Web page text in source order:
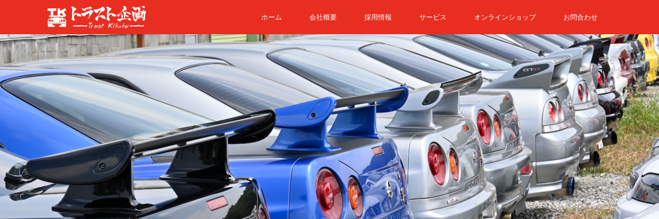
ホーム 会社概要 採用情報 サービス オンラインショップ お問合わせ